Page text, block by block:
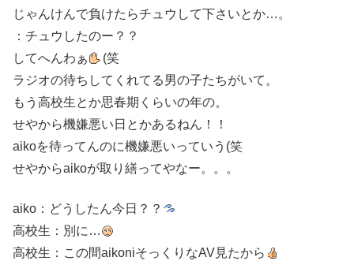
じゃんけんで負けたらチュウして下さいとか…。
：チュウしたのー？？
してへんわぁ
(笑
ラジオの待ちしてくれてる男の子たちがいて。
もう高校生とか思春期くらいの年の。
せやから機嫌悪い日とかあるねん！！
aikoを待ってんのに機嫌悪いっていう(笑
せやからaikoが取り繕ってやなー。。。
aiko：どうしたん今日？？
高校生：別に…
高校生：この間aikoniそっくりなAV見たから